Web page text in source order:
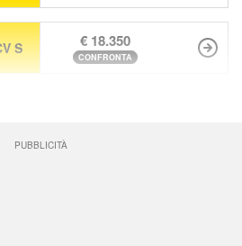
S € 18.350
CONFRONTA
PUBBLICITÀ